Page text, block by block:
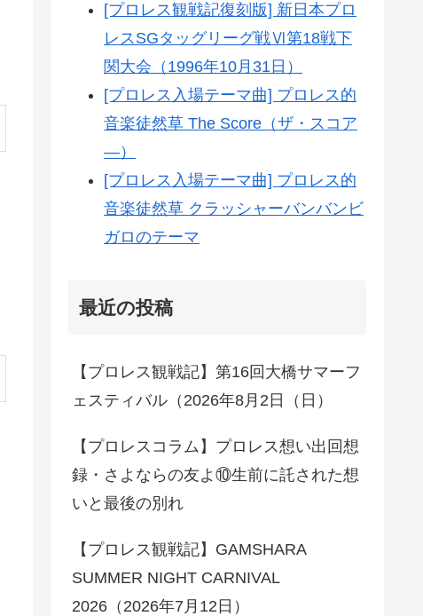
[プロレス観戦記復刻版] 新日本プロ
レスSGタッグリーグ戦Ⅵ第18戦下
関大会（1996年10月31日）
[プロレス入場テーマ曲] プロレス的
音楽徒然草 The Score（ザ・スコア
―）
[プロレス入場テーマ曲] プロレス的
音楽徒然草 クラッシャーバンバンビ
ガロのテーマ
最近の投稿
【プロレス観戦記】第16回大橋サマーフ
ェスティバル（2026年8月2日（日）
【プロレスコラム】プロレス想い出回想
録・さよならの友よ⑩生前に託された想
いと最後の別れ
【プロレス観戦記】GAMSHARA
SUMMER NIGHT CARNIVAL
2026（2026年7月12日）